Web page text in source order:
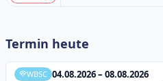
Termin heute
WBSC 04.08.2026 – 08.08.2026